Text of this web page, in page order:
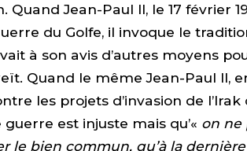
Quand Jean-Paul II, le 17 février
du Golfe, il invoque le
à son avis d’autres moyens
Quand le même Jean-Paul II,
les projets d’invasion de
est injuste mais qu’« on ne
le bien commun, qu’à la